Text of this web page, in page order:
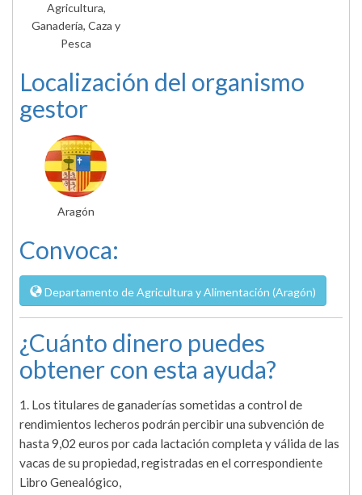
Agricultura,
Ganadería, Caza y
Pesca
Localización del organismo
gestor
Aragón
Convoca:
Departamento de Agricultura y Alimentación (Aragón)
¿Cuánto dinero puedes
obtener con esta ayuda?
1. Los titulares de ganaderías sometidas a control de
rendimientos lecheros podrán percibir una subvención de
hasta 9,02 euros por cada lactación completa y válida de las
vacas de su propiedad, registradas en el correspondiente
Libro Genealógico,